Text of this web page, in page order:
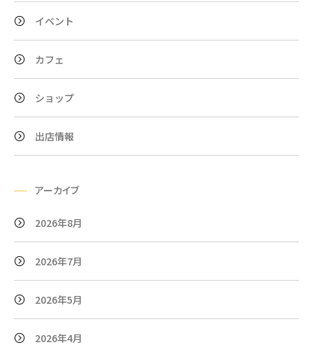
イベント
カフェ
ショップ
出店情報
アーカイブ
2026年8月
2026年7月
2026年5月
2026年4月